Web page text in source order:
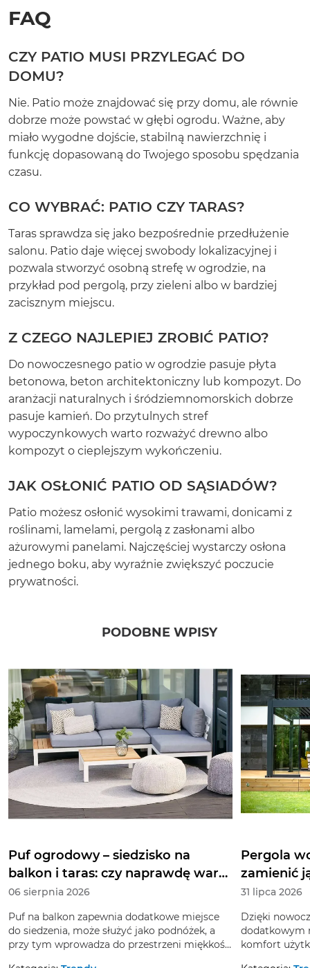
FAQ
CZY PATIO MUSI PRZYLEGAĆ DO
DOMU?
Nie. Patio może znajdować się przy domu, ale równie
dobrze może powstać w głębi ogrodu. Ważne, aby
miało wygodne dojście, stabilną nawierzchnię i
funkcję dopasowaną do Twojego sposobu spędzania
czasu.
CO WYBRAĆ: PATIO CZY TARAS?
Taras sprawdza się jako bezpośrednie przedłużenie
salonu. Patio daje więcej swobody lokalizacyjnej i
pozwala stworzyć osobną strefę w ogrodzie, na
przykład pod pergolą, przy zieleni albo w bardziej
zacisznym miejscu.
Z CZEGO NAJLEPIEJ ZROBIĆ PATIO?
Do nowoczesnego patio w ogrodzie pasuje płyta
betonowa, beton architektoniczny lub kompozyt. Do
aranżacji naturalnych i śródziemnomorskich dobrze
pasuje kamień. Do przytulnych stref
wypoczynkowych warto rozważyć drewno albo
kompozyt o cieplejszym wykończeniu.
JAK OSŁONIĆ PATIO OD SĄSIADÓW?
Patio możesz osłonić wysokimi trawami, donicami z
roślinami, lamelami, pergolą z zasłonami albo
ażurowymi panelami. Najczęściej wystarczy osłona
jednego boku, aby wyraźnie zwiększyć poczucie
prywatności.
PODOBNE WPISY
Puf ogrodowy – siedzisko na
balkon i taras: czy naprawdę warto
zainwestować w taki mebel?
06 sierpnia 2026
Puf na balkon zapewnia dodatkowe miejsce
do siedzenia, może służyć jako podnóżek, a
przy tym wprowadza do przestrzeni miękkość
Pergola
zamienić
31 lipca 2026
Dzięki
dodatkowym
komfort